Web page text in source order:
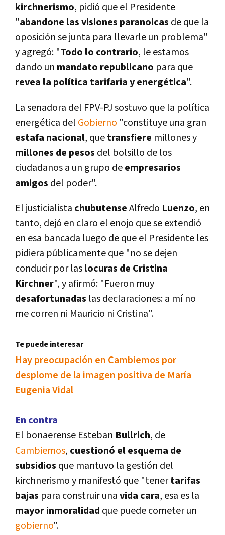
kirchnerismo, pidió que el Presidente
"abandone las visiones paranoicas de que la
oposición se junta para llevarle un problema"
y agregó: "Todo lo contrario, le estamos
dando un mandato republicano para que
revea la polí­tica tarifaria y energética".
La senadora del FPV-PJ sostuvo que la polí­tica
energética del Gobierno "constituye una gran
estafa nacional, quetransfiere millones y
millones de pesos del bolsillo de los
ciudadanos a un grupo deempresarios
amigos del poder".
El justicialista chubutenseAlfredo Luenzo, en
tanto, dejó en claro el enojo que se extendió
en esa bancada luego de que el Presidente les
pidiera públicamente que "no se dejen
conducir por laslocuras de Cristina
Kirchner", y afirmó: "Fueron muy
desafortunadas las declaraciones: a mí­ no
me corren ni Mauricio ni Cristina".
Te puede interesar
Hay preocupación en Cambiemos por
desplome de la imagen positiva de Marí­a
Eugenia Vidal
En contra
El bonaerense Esteban Bullrich, de
Cambiemos, cuestionó el esquema de
subsidios que mantuvo la gestión del
kirchnerismo y manifestó que "tenertarifas
bajas para construir unavida cara, esa es la
mayor inmoralidad que puede cometer un
gobierno".